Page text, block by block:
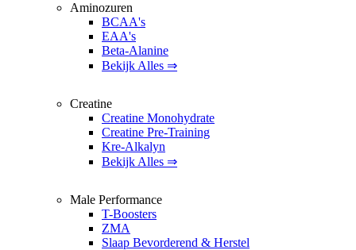
Aminozuren
BCAA's
EAA's
Beta-Alanine
Bekijk Alles ⇒
Creatine
Creatine Monohydrate
Creatine Pre-Training
Kre-Alkalyn
Bekijk Alles ⇒
Male Performance
T-Boosters
ZMA
Slaap Bevorderend & Herstel